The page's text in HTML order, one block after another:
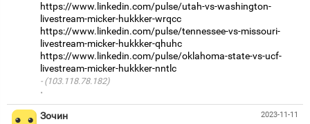
https://www.linkedin.com/pulse/utah-vs-washington-
livestream-micker-hukkker-wrqcc
https://www.linkedin.com/pulse/tennessee-vs-missouri-
livestream-micker-hukkker-qhuhc
https://www.linkedin.com/pulse/oklahoma-state-vs-ucf-
livestream-micker-hukkker-nntlc
(103.118.78.182)
·
2023-11-11
Зочин